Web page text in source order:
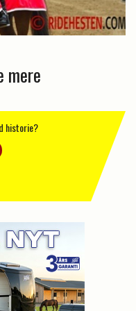
mere
historie?